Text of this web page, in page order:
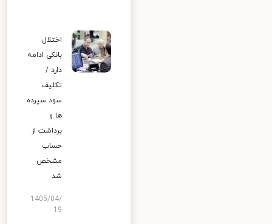
اختلال
بانکی ادامه
دارد /
تکلیف
سود سپرده
ها و
برداشت از
حساب
مشخص
شد
1405/04/
19